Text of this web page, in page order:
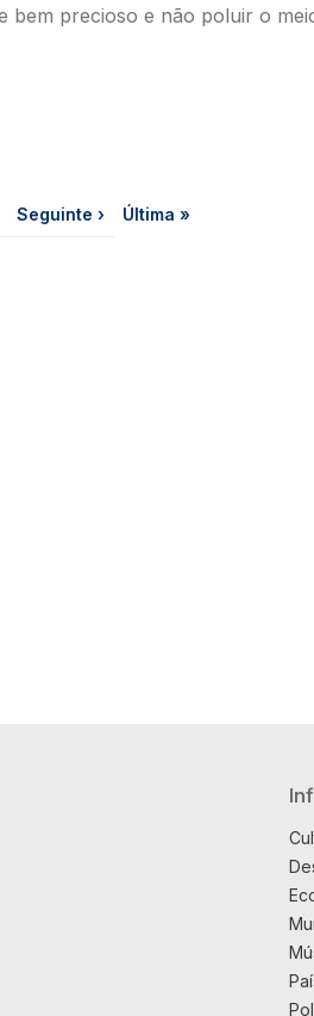
bem precioso e não poluir o
Próxima página
Seguinte › Última página
Última »